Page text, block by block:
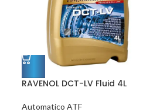
RAVENOL DCT-LV Fluid 4L
Automatico ATF